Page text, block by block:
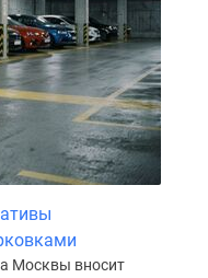
Москвы вносит